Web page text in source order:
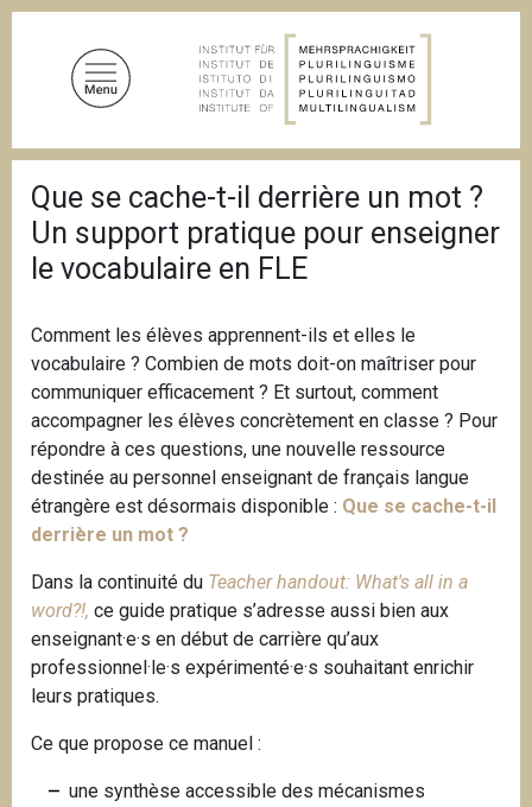
D
f
a
d
a
g
a
t
i
o
n
Que se cache-t-il derrière un mot ?
Un support pratique pour enseigner
le vocabulaire en FLE
Comment les élèves apprennent-ils et elles le
vocabulaire ? Combien de mots doit-on maîtriser pour
communiquer efficacement ? Et surtout, comment
accompagner les élèves concrètement en classe ? Pour
répondre à ces questions, une nouvelle ressource
destinée au personnel enseignant de français langue
étrangère est désormais disponible : Que se cache-t-il
derrière un mot ?
Dans la continuité du Teacher handout: What's all in a
word?!, ce guide pratique s’adresse aussi bien aux
enseignant·e·s en début de carrière qu’aux
professionnel·le·s expérimenté·e·s souhaitant enrichir
leurs pratiques.
Ce que propose ce manuel :
une synthèse accessible des mécanismes